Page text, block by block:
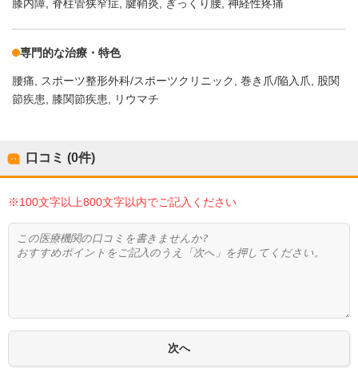
膝内障 脊柱管狭窄症 腱鞘炎 ぎっくり腰 神経性疼痛
専門的な治療・特色
腰痛 スポーツ整形外科/スポーツクリニック 巻き爪/陥入爪
股関
節疾患
膝関節疾患 リウマチ
口コミ (0件)
※100文字以上800文字以内でご記入ください